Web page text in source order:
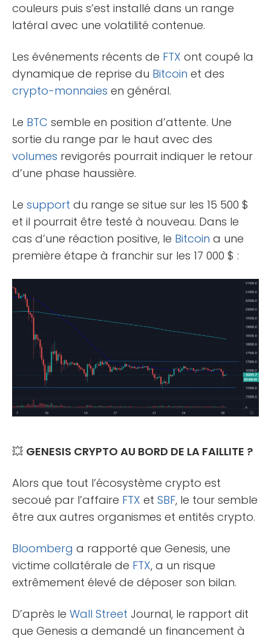
couleurs puis s’est installé dans un range
latéral avec une volatilité contenue.
Les événements récents de FTX ont coupé la
dynamique de reprise du Bitcoin et des
crypto-monnaies en général.
Le BTC semble en position d’attente. Une
sortie du range par le haut avec des
volumes revigorés pourrait indiquer le retour
d’une phase haussière.
Le support du range se situe sur les 15 500 $
et il pourrait être testé à nouveau. Dans le
cas d’une réaction positive, le Bitcoin a une
première étape à franchir sur les 17 000 $ :
💥 GENESIS CRYPTO AU BORD DE LA FAILLITE ?
Alors que tout l’écosystème crypto est
secoué par l’affaire FTX et SBF, le tour semble
être aux autres organismes et entités crypto.
Bloomberg a rapporté que Genesis, une
victime collatérale de FTX, a un risque
extrêmement élevé de déposer son bilan.
D’après le Wall Street Journal, le rapport dit
que Genesis a demandé un financement à